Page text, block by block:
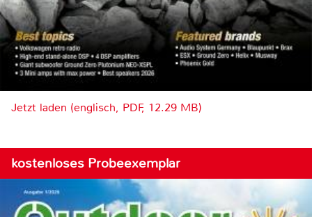
Jetzt laden (englisch, PDF, 12.29 MB)
kostenloses Probeexemplar